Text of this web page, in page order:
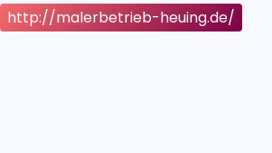
http://malerbetrieb-heuing.de/